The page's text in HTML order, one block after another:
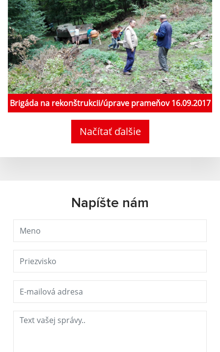
Brigáda na rekonštrukcii/úprave prameňov 16.09.2017
Načítať ďalšie
Napíšte nám